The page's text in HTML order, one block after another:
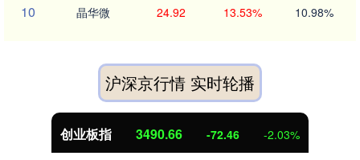
10 晶华微 24.92 13.53% 10.98%
沪深京行情 实时轮播
创业板指 3490.66 -72.46 -2.03%